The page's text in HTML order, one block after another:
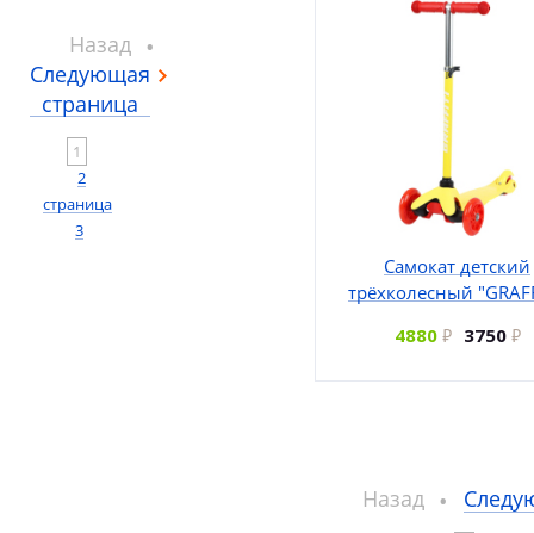
Назад
Следующая
страница
1
2
страница
3
Самокат детский
трёхколесный
4880
3750
Назад